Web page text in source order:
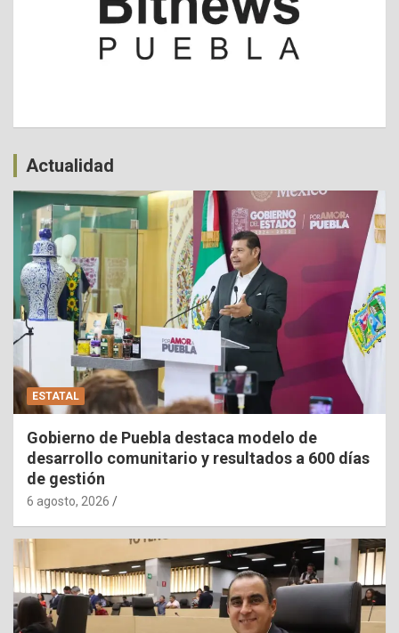
Actualidad
ESTATAL
Gobierno de Puebla destaca modelo de
desarrollo comunitario y resultados a 600 días
de gestión
6 agosto, 2026